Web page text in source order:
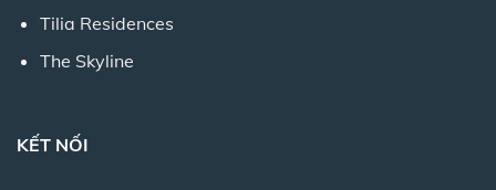
Tilia Residences
The Skyline
KẾT NỐI